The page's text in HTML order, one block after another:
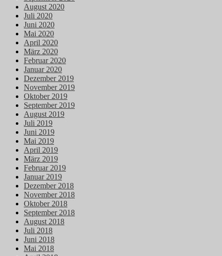
August 2020
Juli 2020
Juni 2020
Mai 2020
April 2020
März 2020
Februar 2020
Januar 2020
Dezember 2019
November 2019
Oktober 2019
September 2019
August 2019
Juli 2019
Juni 2019
Mai 2019
April 2019
März 2019
Februar 2019
Januar 2019
Dezember 2018
November 2018
Oktober 2018
September 2018
August 2018
Juli 2018
Juni 2018
Mai 2018